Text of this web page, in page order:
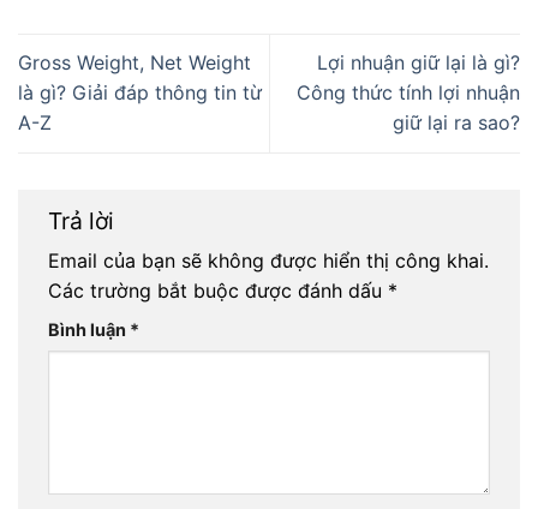
Gross Weight, Net Weight
là gì? Giải đáp thông tin từ
A-Z
Lợi nhuận giữ lại là gì?
Công thức tính lợi nhuận
giữ lại ra sao?
Trả lời
Email của bạn sẽ không được hiển thị công khai.
Các trường bắt buộc được đánh dấu *
Bình luận *